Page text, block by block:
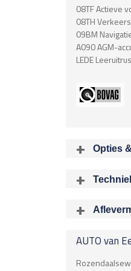
08TF Actieve
08TH
09BM
A090 AGM-
LEDE
Opties
Extra's
Electronic
Multimedia-
6
5.30 sec
Boring X Slag
AUTO van